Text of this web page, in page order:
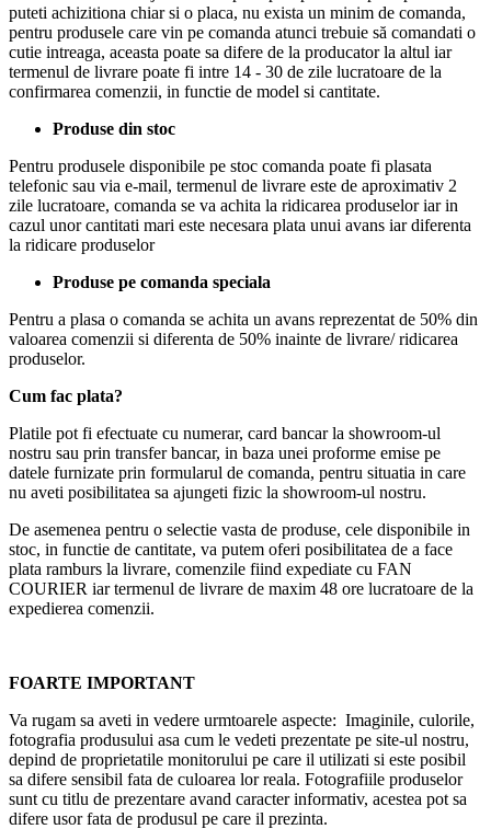
puteti achizitiona chiar si o placa, nu exista un minim de comanda,
pentru produsele care vin pe comanda atunci trebuie să comandati o
cutie intreaga, aceasta poate sa difere de la producator la altul iar
termenul de livrare poate fi intre 14 - 30 de zile lucratoare de la
confirmarea comenzii, in functie de model si cantitate.
Produse din stoc
Pentru produsele disponibile pe stoc comanda poate fi plasata
telefonic sau via e-mail, termenul de livrare este de aproximativ 2
zile lucratoare, comanda se va achita la ridicarea produselor iar in
cazul unor cantitati mari este necesara plata unui avans iar diferenta
la ridicare produselor
Produse pe comanda speciala
Pentru a plasa o comanda se achita un avans reprezentat de 50% din
valoarea comenzii si diferenta de 50% inainte de livrare/ ridicarea
produselor.
Cum fac plata?
Platile pot fi efectuate cu numerar, card bancar la showroom-ul
nostru sau prin transfer bancar, in baza unei proforme emise pe
datele furnizate prin formularul de comanda, pentru situatia in care
nu aveti posibilitatea sa ajungeti fizic la showroom-ul nostru.
De asemenea pentru o selectie vasta de produse, cele disponibile in
stoc, in functie de cantitate, va putem oferi posibilitatea de a face
plata ramburs la livrare, comenzile fiind expediate cu FAN
COURIER iar termenul de livrare de maxim 48 ore lucratoare de la
expedierea comenzii.
FOARTE IMPORTANT
Va rugam sa aveti in vedere urmtoarele aspecte: Imaginile, culorile,
fotografia produsului asa cum le vedeti prezentate pe site-ul nostru,
depind de proprietatile monitorului pe care il utilizati si este posibil
sa difere sensibil fata de culoarea lor reala. Fotografiile produselor
sunt cu titlu de prezentare avand caracter informativ, acestea pot sa
difere usor fata de produsul pe care il prezinta.